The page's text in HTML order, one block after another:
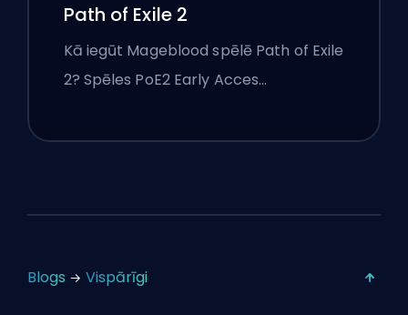
Path of Exile 2
Kā iegūt Mageblood spēlē Path of Exile
2? Spēles PoE2 Early Acces…
Blogs Vispārīgi